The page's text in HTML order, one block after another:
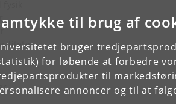
til brug af
bruger
for løbende at forbedre
til
annoncer og til at